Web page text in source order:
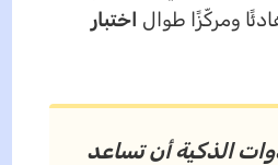
ومركّزًا طوال اختبار
الذكية أن تساعد